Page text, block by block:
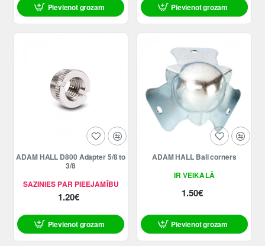
Pievienot grozam Pievienot grozam
SAZINIES PAR PIEEJAMĪBU
ADAM HALL D800 Adapter 5/8 to
3/8
1.20€
Pievienot grozam
IR VEIKALĀ
ADAM HALL Ball corners
1.50€
Pievienot grozam